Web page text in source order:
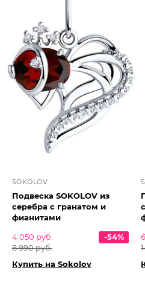
SOKOLOV
Подвеска SOKOLOV из
серебра с гранатом и
фианитами
4 050 руб.
8 990 руб.
-54%
Купить на Sokolov